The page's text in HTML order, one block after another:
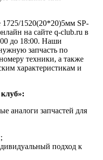
1725/1520(20*20)5мм SP-
на сайте q-club.ru в
до 18:00. Наши
запчасть по
техники, а также
характеристикам и
аналоги запчастей для
подход к